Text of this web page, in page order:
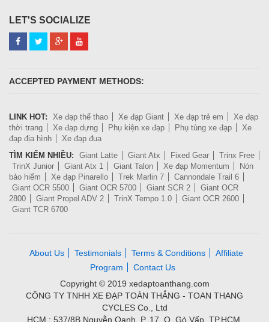
LET'S SOCIALIZE
ACCEPTED PAYMENT METHODS:
LINK HOT: Xe đạp thể thao Xe đạp Giant Xe đạp trẻ em
Xe đạp
thời trang
Xe đạp dựng Phụ kiện xe đạp Phụ tùng xe đạp
Xe
đạp địa hình
Xe đạp đua
TÌM KIẾM NHIỀU:
Giant Latte Giant Atx Fixed Gear
Trinx Free
TrinX Junior
Giant Atx 1 Giant Talon Xe đạp Momentum
Nón
bảo hiểm
Xe đạp Pinarello Trek Marlin 7
Cannondale Trail 6
Giant OCR 5500
Giant OCR 5700 Giant SCR 2
Giant OCR
2800
Giant Propel ADV 2 TrinX Tempo 1.0
Giant OCR 2600
Giant TCR 6700
About Us Testimonials Terms & Conditions
Affiliate
Program
Contact Us
Copyright © 2019 xedaptoanthang.com
CÔNG TY TNHH XE ĐẠP TOÀN THẮNG - TOAN THANG
CYCLES Co., Ltd
HCM : 537/8B Nguyễn Oanh, P. 17, Q. Gò Vấp, TP.HCM.